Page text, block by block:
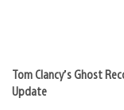
Tom Clancy’s Ghost
Update